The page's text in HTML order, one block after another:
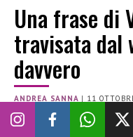
Una frase di
travisata dal
davvero
ANDREA SANNA | 11
AMEDEO GORIA GRANDE